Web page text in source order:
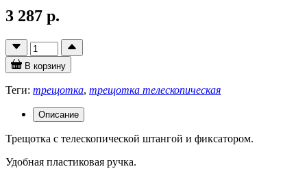
3 287 р.
В корзину
Теги: трещотка, трещотка телескопическая
Описание
Трещотка с телескопической штангой и фиксатором.
Удобная пластиковая ручка.